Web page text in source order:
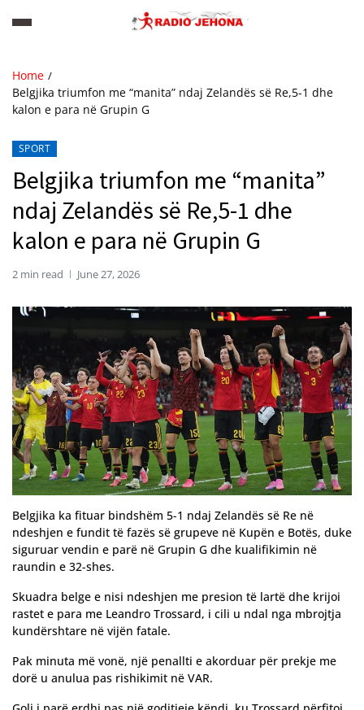
Home
Belgjika triumfon me “manita” ndaj Zelandës së Re,5-1 dhe
kalon e para në Grupin G
SPORT
Belgjika triumfon me “manita”
ndaj Zelandës së Re,5-1 dhe
kalon e para në Grupin G
2 min read June 27, 2026
Belgjika ka fituar bindshëm 5-1 ndaj Zelandës së Re në
ndeshjen e fundit të fazës së grupeve në Kupën e Botës, duke
siguruar vendin e parë në Grupin G dhe kualifikimin në
raundin e 32-shes.
Skuadra belge e nisi ndeshjen me presion të lartë dhe krijoi
rastet e para me Leandro Trossard, i cili u ndal nga mbrojtja
kundërshtare në vijën fatale.
Pak minuta më vonë, një penallti e akorduar për prekje me
dorë u anulua pas rishikimit në VAR.